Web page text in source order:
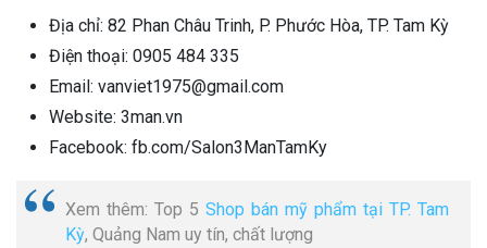
Địa chỉ: 82 Phan Châu Trinh, P. Phước Hòa, TP. Tam Kỳ
Điện thoại: 0905 484 335
Email: vanviet1975@gmail.com
Website: 3man.vn
Facebook: fb.com/Salon3ManTamKy
Xem thêm: Top 5 Shop bán mỹ phẩm tại TP. Tam
Kỳ, Quảng Nam uy tín, chất lượng